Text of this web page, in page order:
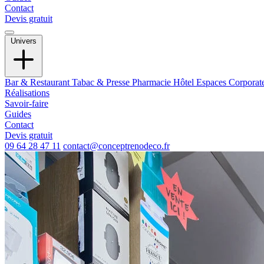
Contact
Devis gratuit
Univers
Bar & Restaurant Tabac & Presse Pharmacie Hôtel Espaces
Réalisations
Savoir-faire
Guides
Contact
Devis gratuit
09 64 28 47 11 contact@conceptrenodeco.fr